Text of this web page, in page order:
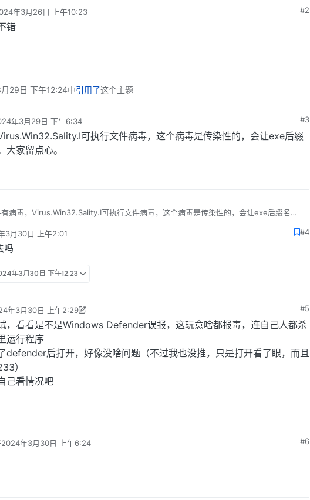
年3月26日 上午10:23
编辑
#2
错
29日 下午12:24中引用了这个主题
年3月29日 下午6:34
编辑
#3
可执行文件病毒，这个病毒是传染性的，会让exe后缀
家留点心。
病毒，Virus.Win32.Sality.I可执行文件病毒，这个病毒是传染性的，会让exe后缀名的
3月30日 上午2:01 #4
吗
年3月30日 下午12:23
年3月30日 上午2:29
编辑2024年3月29日 下午9:34
#5
，看看是不是Windows Defender误报，这玩意啥都报毒，连自己人都杀
运行程序
defender后打开，好像没啥问题（不过我也没推，只是打开看了眼，而且
）
己看情况吧
2024年3月30日 上午6:24
编辑
#6